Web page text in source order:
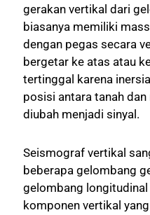
gerakan vertikal dari
biasanya memiliki
dengan pegas secara
bergetar ke atas atau
tertinggal karena
posisi antara tanah
diubah menjadi sinyal.
Seismograf vertikal
beberapa gelombang
gelombang
komponen vertikal